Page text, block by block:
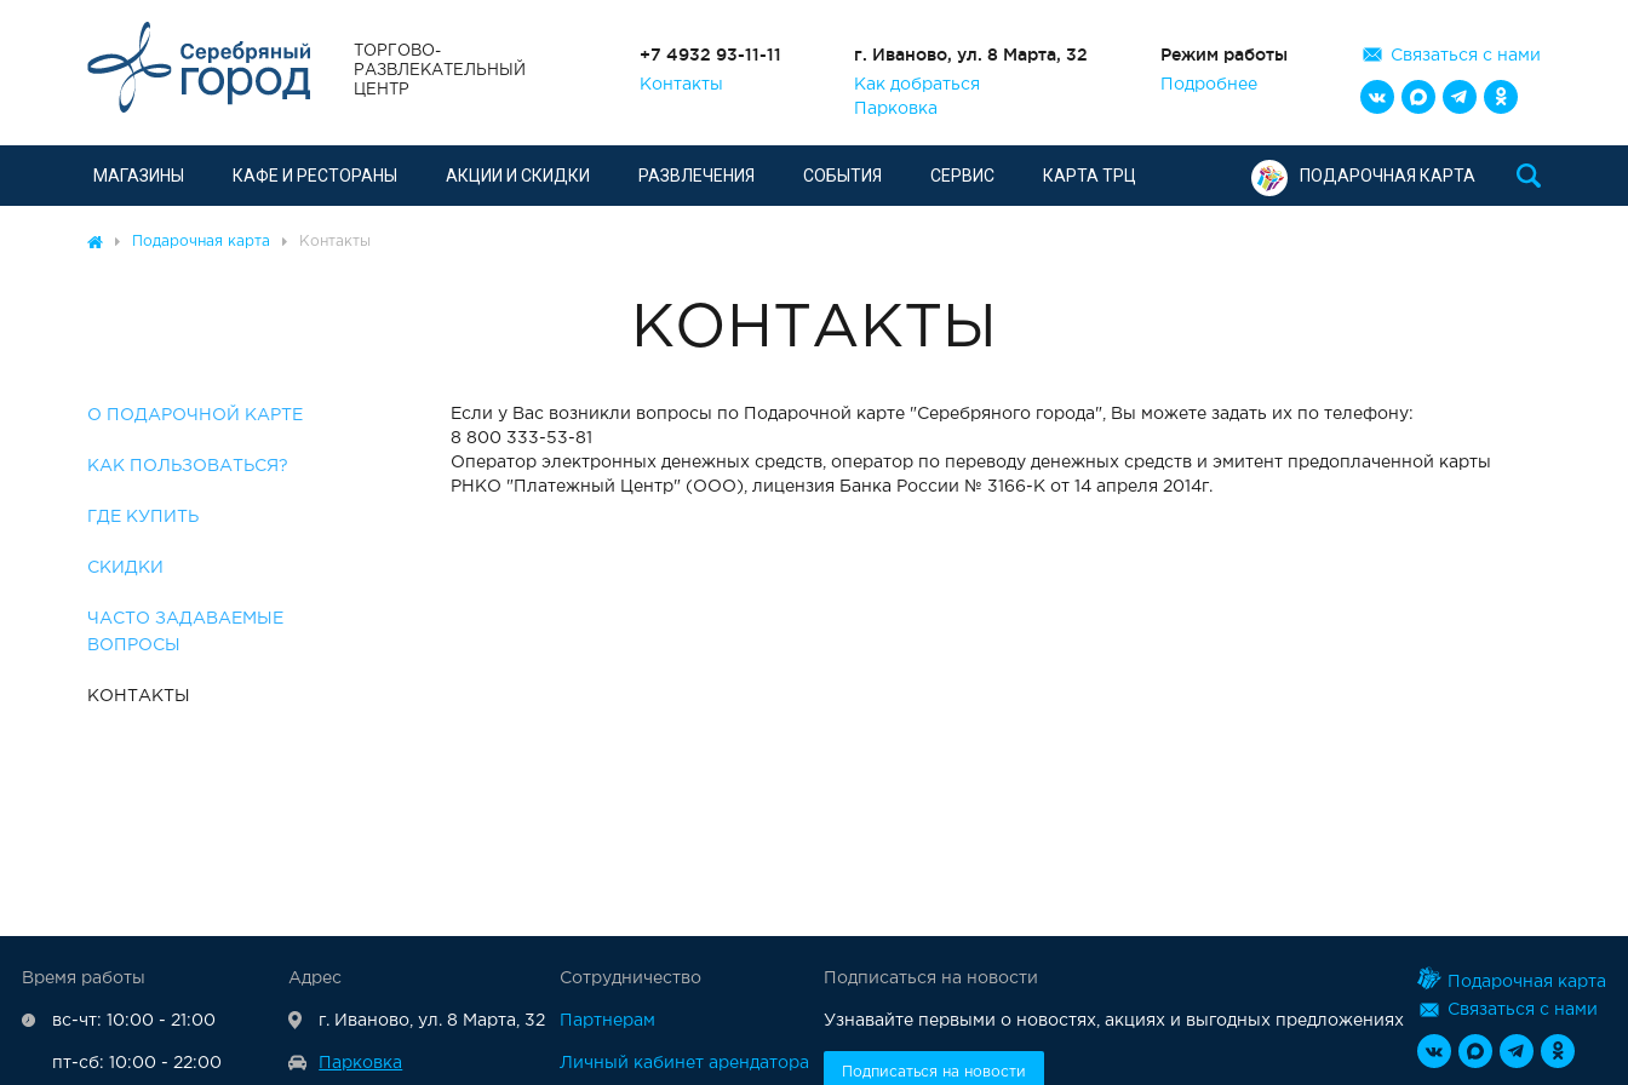
ТОРГОВО-
РАЗВЛЕКАТЕЛЬНЫЙ
ЦЕНТР
+7 4932 93-11-11
Контакты
г. Иваново, ул. 8 Марта, 32
Как добраться
Парковка
Режим работы
Подробнее
Связаться с нами
МАГАЗИНЫ КАФЕ И РЕСТОРАНЫ АКЦИИ И СКИДКИ РАЗВЛЕЧЕНИЯ СОБЫТИЯ СЕРВИС КАРТА ТРЦ ПОДАРОЧНАЯ КАРТА
Подарочная карта Контакты
КОНТАКТЫ
О ПОДАРОЧНОЙ КАРТЕ
КАК ПОЛЬЗОВАТЬСЯ?
ГДЕ КУПИТЬ
СКИДКИ
ЧАСТО ЗАДАВАЕМЫЕ
ВОПРОСЫ
КОНТАКТЫ
Если у Вас возникли вопросы по Подарочной карте "Серебряного города", Вы можете задать их по телефону:
8 800 333-53-81
Оператор электронных денежных средств, оператор по переводу денежных средств и эмитент предоплаченной карты
РНКО "Платежный Центр" (ООО), лицензия Банка России № 3166-К от 14 апреля 2014г.
Время работы
вс-чт: 10:00 - 21:00
пт-сб: 10:00 - 22:00
Адрес
г. Иваново, ул. 8 Марта, 32
Парковка
Сотрудничество
Партнерам
Личный кабинет арендатора
Подписаться на новости
Узнавайте первыми о новостях, акциях и выгодных предложениях
Подарочная карта
Связаться с нами